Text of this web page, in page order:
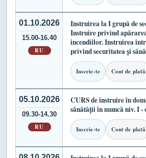
01.10.2026
15.00-16.40
RU
Instruirea la I grupă de
Instruire privind
incendiilor. Instruirea
privind securitatea și
Inscrie-te Cont de plată
05.10.2026
09.30-14.30
RU
CURS de instruire în
sănătății în muncă niv. I -
Inscrie-te Cont de plată